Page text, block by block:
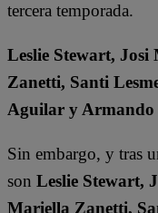
tercera temporada.
Leslie Stewart, Josi
Zanetti, Santi
Aguilar y Armando
Sin embargo, y tras
son Leslie Stewart,
Mariella Zanetti,